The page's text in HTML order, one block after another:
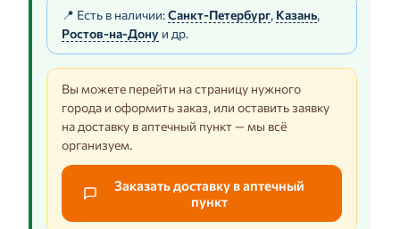
📍 Есть в наличии:Санкт-Петербург, Казань,
Ростов-на-Дону и др.
Вы можете перейти на страницу нужного
города и оформить заказ, или оставить заявку
на доставку в аптечный пункт — мы всё
организуем.
Заказать доставку в аптечный
пункт